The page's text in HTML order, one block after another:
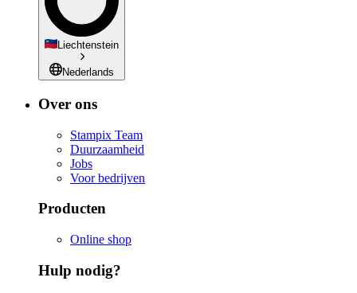
Liechtenstein
Nederlands
Over ons
Stampix Team
Duurzaamheid
Jobs
Voor bedrijven
Producten
Online shop
Hulp nodig?